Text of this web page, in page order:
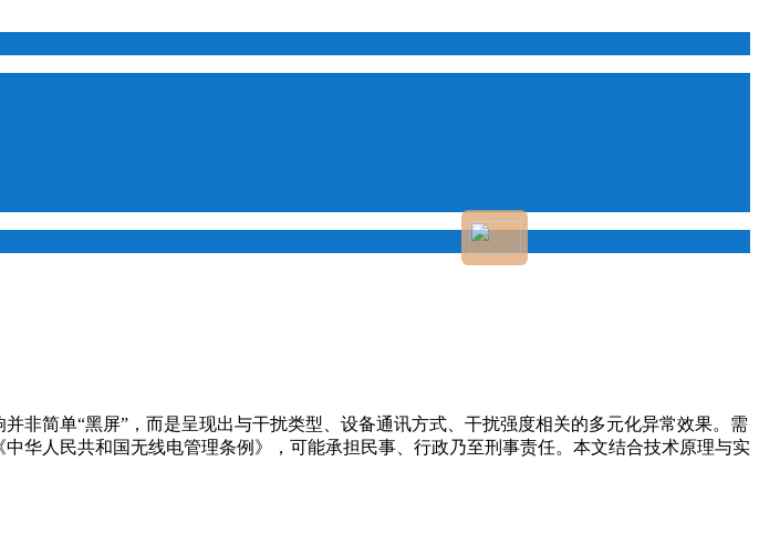
非简单“黑屏”，而是呈现出与干扰类型、设备通讯方式、干扰强度相关的多元化异常效果。需
华人民共和国无线电管理条例》，可能承担民事、行政乃至刑事责任。本文结合技术原理与实